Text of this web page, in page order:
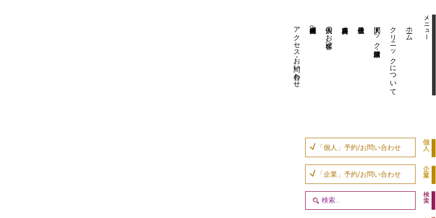
アクセス・お問い合わせ 企業内担当者様へ 個人のお客様へ 人間ドック・健康診断 クリニックについて ホーム
「個人」予約/お問い合わせ
「企業」予約/お問い合わせ